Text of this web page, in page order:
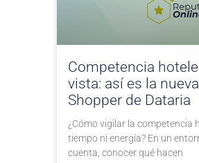
Competencia
vista: así es la
Shopper de Dataria
¿Cómo vigilar la competencia
tiempo ni energía? En un
cuenta, conocer qué hacen